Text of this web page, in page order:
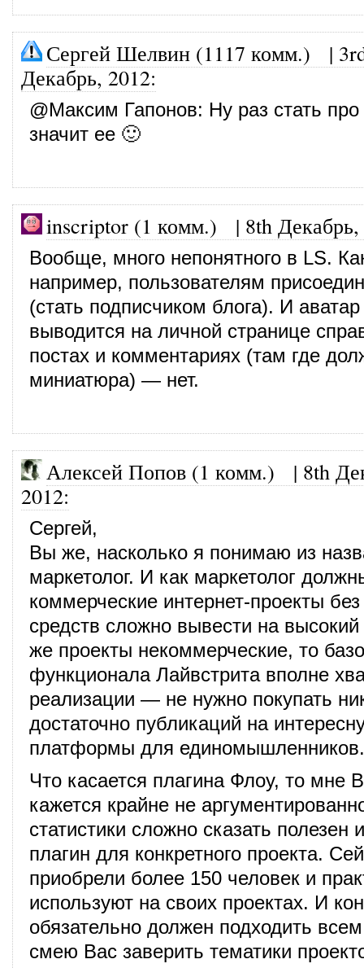
Сергей Шелвин (1117 комм.) |
Декабрь, 2012:
@Максим Гапонов: Ну раз стать
значит ее 🙂
inscriptor (1 комм.) | 8th
Вообще, много непонятного в LS.
например, пользователям
(стать подписчиком блога). И аватар
выводится на личной странице
постах и комментариях (там где
миниатюра) — нет.
Алексей Попов (1 комм.) | 8th
2012:
Сергей,
Вы же, насколько я понимаю из
маркетолог. И как маркетолог
коммерческие интернет-проекты
средств сложно вывести на
же проекты некоммерческие, то
функционала Лайвстрита вполне
реализации — не нужно покупать
достаточно публикаций на
платформы для единомышленников.
Что касается плагина Флоу, то мне
кажется крайне не
статистики сложно сказать полезен
плагин для конкретного проекта.
приобрели более 150 человек и
используют на своих проектах. И
обязательно должен подходить
смею Вас заверить тематики